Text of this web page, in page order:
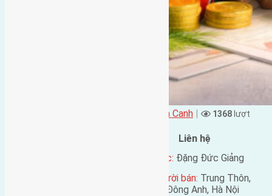
Xã Xuân Canh | 1368 lượt
Liên hệ
Tên liên lạc: Đặng Đức Giảng
Địa chỉ người bán: Trung Thôn,
Đông Hội, Đông Anh, Hà Nội